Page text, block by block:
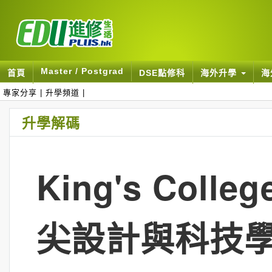
首頁 Master / Postgrad DSE點修科 海外升學
專家分享 升學頻道
升學解碼
King's
尖設計與科技